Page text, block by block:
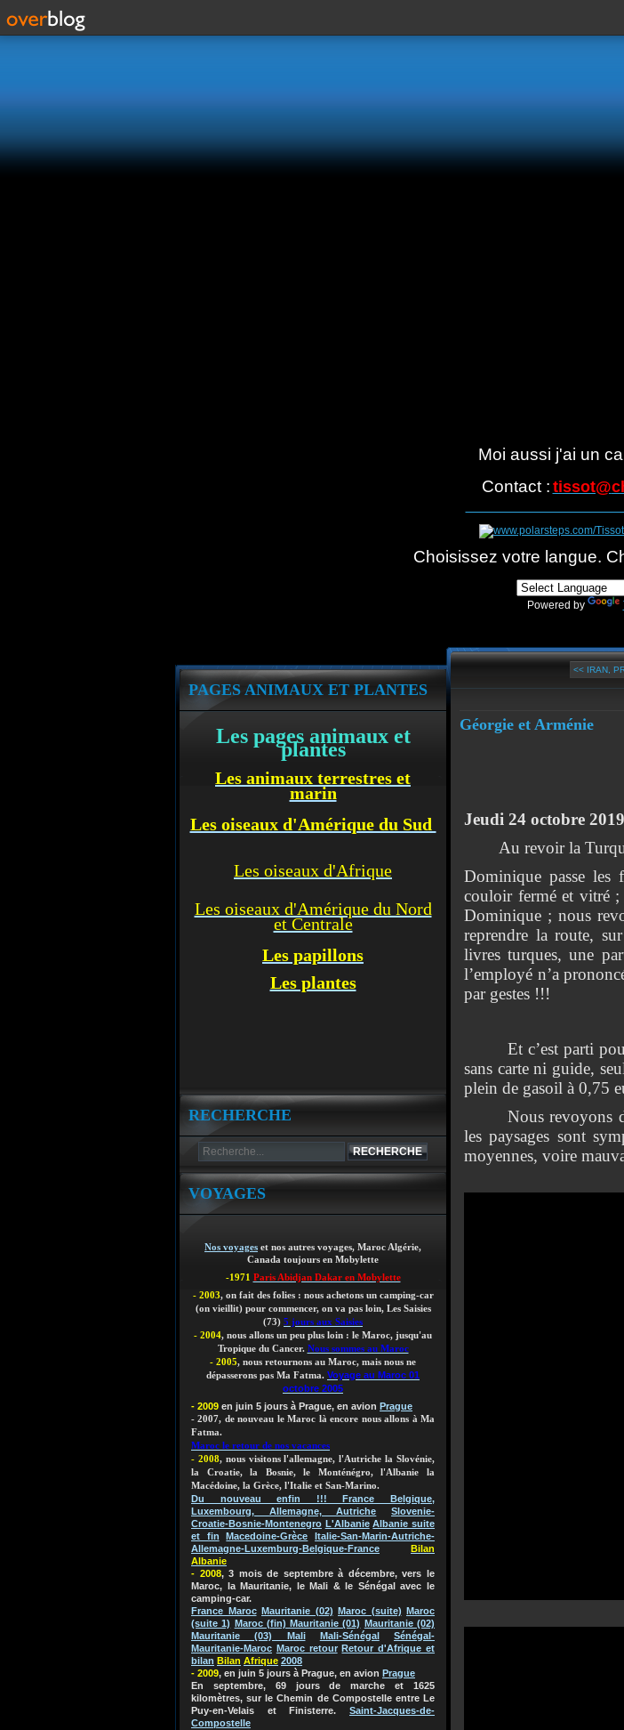
Moi aussi j'ai un
Contact : tissot@
Choisissez votre langue.
Powered by
PAGES ANIMAUX ET PLANTES
Les pages animaux et
plantes
Les animaux terrestres et
marin
Les oiseaux d'Amérique du Sud
Les oiseaux d'Afrique
Les oiseaux d'Amérique du Nord
et Centrale
Les papillons
Les plantes
RECHERCHE
VOYAGES
Nos voyages et nos autres voyages, Maroc Algérie,
Canada toujours en Mobylette
-1971 Paris Abidjan Dakar en Mobylette
- 2003, on fait des folies : nous achetons un camping-car
(on vieillit) pour commencer, on va pas loin, Les Saisies
(73) 5 jours aux Saisies
- 2004, nous allons un peu plus loin : le Maroc, jusqu'au
Tropique du Cancer. Nous sommes au Maroc
- 2005, nous retournons au Maroc, mais nous ne
dépasserons pas Ma Fatma. Voyage au Maroc 01
octobre 2005
- 2009 en juin 5 jours à Prague, en avion Prague
- 2007, de nouveau le Maroc là encore nous allons à Ma
Fatma.
Maroc le retour de nos vacances
- 2008, nous visitons l'allemagne, l'Autriche la Slovénie,
la Croatie, la Bosnie, le Monténégro, l'Albanie la
Macédoine, la Grèce, l'Italie et San-Marino.
Du nouveau enfin !!! France Belgique,
Luxembourg, Allemagne, Autriche
Slovenie-
Croatie-Bosnie-Montenegro L'Albanie Albanie suite
et fin
Macedoine-Grèce
Italie-San-Marin-Autriche-
Allemagne-Luxemburg-Belgique-France
Bilan
Albanie
- 2008, 3 mois de septembre à décembre, vers le
Maroc, la Mauritanie, le Mali & le Sénégal avec le
camping-car.
France Maroc
Mauritanie (02) Maroc (suite)
Maroc
(suite 1)
Maroc (fin) Mauritanie (01)
Mauritanie (02)
Mauritanie (03) Mali
Mali-Sénégal
Sénégal-
Mauritanie-Maroc Maroc retour Retour d'Afrique et
bilan Bilan Afrique 2008
- 2009, en juin 5 jours à Prague, en avion Prague
En septembre, 69 jours de marche et 1625
kilomètres, sur le Chemin de Compostelle entre Le
Puy-en-Velais et Finisterre. Saint-Jacques-de-
Compostelle
<< IRAN,
Géorgie et Arménie
Jeudi 24 octobre 2019
Au revoir la
Dominique passe
couloir fermé et vitré ;
Dominique ; nous
reprendre la route,
livres turques, une
l’employé n’a
par gestes !!!
Et c’est parti pour
sans carte ni guide,
plein de gasoil à 0,75
Nous revoyons des
les paysages sont
moyennes, voire